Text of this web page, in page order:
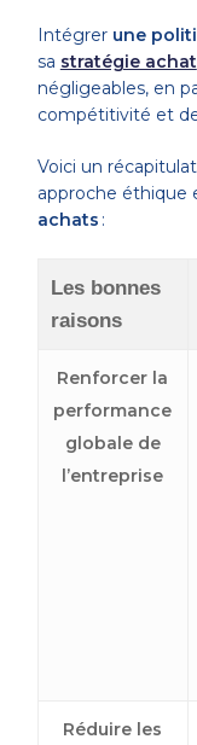
Intégrer une
sa stratégie achat
négligeables, en
compétitivité et
Voici un
approche éthique
achats :
Les bonnes
raisons
Renforcer la
performance
globale de
l’entreprise
Réduire les